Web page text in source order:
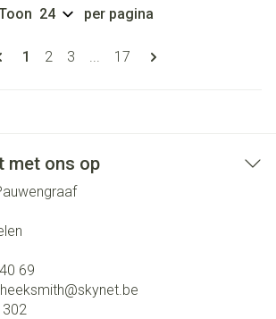
Pagina's
U lees momenteel pagina
1 Pagina
2 Pagina
3 ... Pagina
17
per pagina
met ons op
69
skynet.be